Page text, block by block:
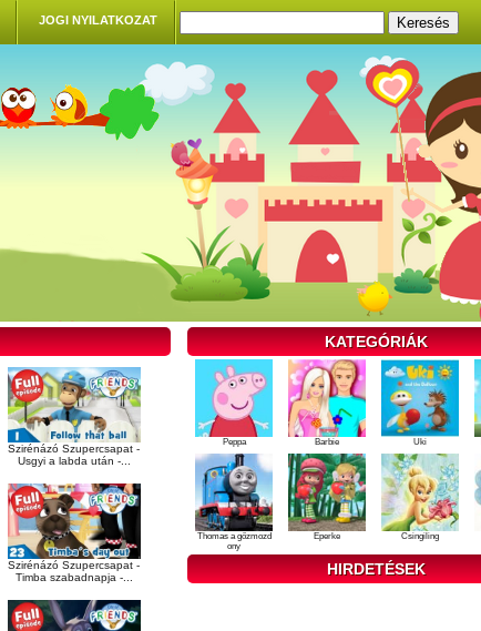
JOGI NYILATKOZAT
Szirénázó Szupercsapat -
Usgyi a labda után -...
Szirénázó Szupercsapat -
Timba szabadnapja -...
KATEGÓRIÁK
Peppa Barbie Uki
Thomas a gőzmozd
ony
Eperke Csingiling
HIRDETÉSEK